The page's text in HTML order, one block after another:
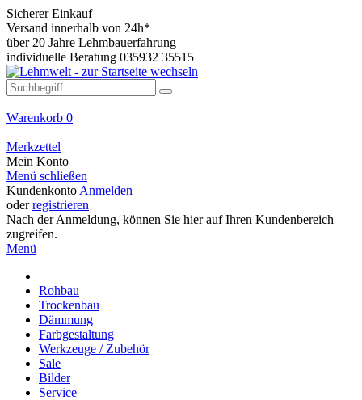
Sicherer Einkauf
Versand innerhalb von 24h*
über 20 Jahre Lehmbauerfahrung
individuelle Beratung 035932 35515
Warenkorb 0
Merkzettel
Mein Konto
Menü schließen
Kundenkonto Anmelden
oderregistrieren
Nach der Anmeldung, können Sie hier auf Ihren Kundenbereich
zugreifen.
Menü
Rohbau
Trockenbau
Dämmung
Farbgestaltung
Werkzeuge / Zubehör
Sale
Bilder
Service